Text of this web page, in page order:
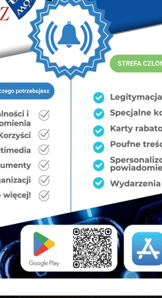
na początku XX wieku. Podczas
i Pracowników Więziennictwa
Zawodowych Służby Więziennej
w Białymstoku mjr Małgorzatą
latach 1939-1956 zamordowanych na
współpracującemu Związkowi
oraz Dyrekcji Aresztu
wymiany doświadczeń pomiędzy
Głównego